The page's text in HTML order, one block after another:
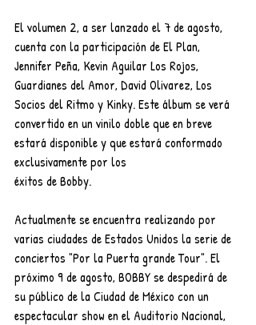
El volumen 2, a ser lanzado el 7 de agosto,
cuenta con la participación de El Plan,
Jennifer Peña, Kevin Aguilar Los Rojos,
Guardianes del Amor, David Olivarez, Los
Socios del Ritmo y Kinky. Este álbum se verá
convertido en un vinilo doble que en breve
estará disponible y que estará conformado
exclusivamente por los
éxitos de Bobby.
Actualmente se encuentra realizando por
varias ciudades de Estados Unidos la serie de
conciertos "Por la Puerta grande Tour". El
próximo 9 de agosto, BOBBY se despedirá de
su público de la Ciudad de México con un
espectacular show en el Auditorio Nacional,